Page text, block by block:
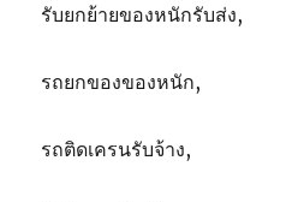
รับยกย้ายของหนักรับส่ง,
รถยกของของหนัก,
รถติดเครนรับจ้าง,